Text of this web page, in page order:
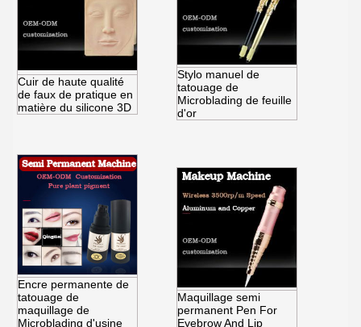
Cuir de haute qualité
de faux de pratique en
matière du silicone 3D
Stylo manuel de
tatouage de
Microblading de feuille
d'or
Encre permanente de
tatouage de
maquillage de
Microblading d'usine
Maquillage semi
permanent Pen For
Eyebrow And Lip